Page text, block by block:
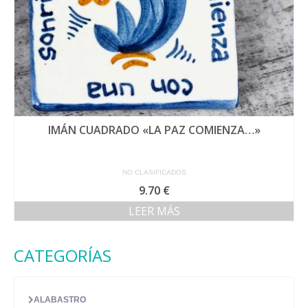
de
producto
IMÁN CUADRADO «LA PAZ COMIENZA…»
NO CLASIFICADOS
9.70 €
LEER MÁS
CATEGORÍAS
ALABASTRO